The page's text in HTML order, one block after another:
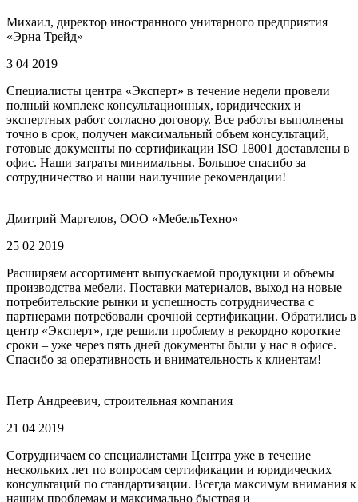
Михаил, директор иностранного унитарного предприятия
«Эрна Трейд»
3 04 2019
Специалисты центра «Эксперт» в течение недели провели
полный комплекс консультационных, юридических и
экспертных работ согласно договору. Все работы выполнены
точно в срок, получен максимальный объем консультаций,
готовые документы по сертификации ISO 18001 доставлены в
офис. Наши затраты минимальны. Большое спасибо за
сотрудничество и наши наилучшие рекомендации!
Дмитрий Маргелов, ООО «МебельТехно»
25 02 2019
Расширяем ассортимент выпускаемой продукции и объемы
производства мебели. Поставки материалов, выход на новые
потребительские рынки и успешность сотрудничества с
партнерами потребовали срочной сертификации. Обратились в
центр «Эксперт», где решили проблему в рекордно короткие
сроки – уже через пять дней документы были у нас в офисе.
Спасибо за оперативность и внимательность к клиентам!
Петр Андреевич, строительная компания
21 04 2019
Сотрудничаем со специалистами Центра уже в течение
нескольких лет по вопросам сертификации и юридических
консультаций по стандартизации. Всегда максимум внимания к
нашим проблемам и максимально быстрая и